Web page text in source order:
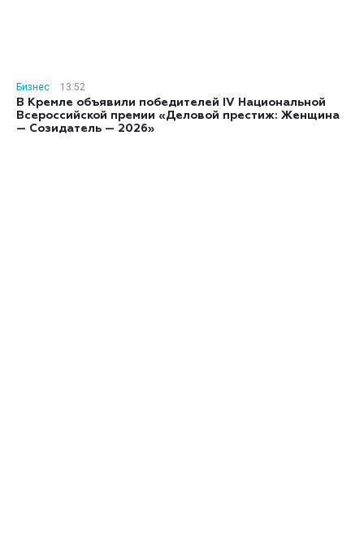
Бизнес
13:52
В Кремле объявили победителей IV Национальной
Всероссийской премии «Деловой престиж: Женщина
— Созидатель — 2026»